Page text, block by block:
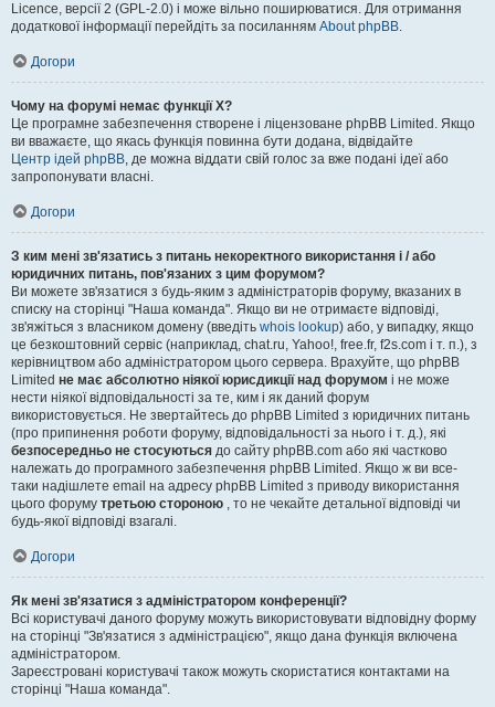
Licence, версії 2 (GPL-2.0) і може вільно поширюватися. Для отримання
додаткової інформації перейдіть за посиланням About phpBB.
Догори
Чому на форумі немає функції X?
Це програмне забезпечення створене і ліцензоване phpBB Limited. Якщо
ви вважаєте, що якась функція повинна бути додана, відвідайте
Центр ідей phpBB, де можна віддати свій голос за вже подані ідеї або
запропонувати власні.
Догори
З ким мені зв'язатись з питань некоректного використання і / або
юридичних питань, пов'язаних з цим форумом?
Ви можете зв'язатися з будь-яким з адміністраторів форуму, вказаних в
списку на сторінці "Наша команда". Якщо ви не отримаєте відповіді,
зв'яжіться з власником домену (введіть whois lookup) або, у випадку, якщо
це безкоштовний сервіс (наприклад, chat.ru, Yahoo!, free.fr, f2s.com і т. п.), з
керівництвом або адміністратором цього сервера. Врахуйте, що phpBB
Limited не має абсолютно ніякої юрисдикції над форумом і не може
нести ніякої відповідальності за те, ким і як даний форум
використовується. Не звертайтесь до phpBB Limited з юридичних питань
(про припинення роботи форуму, відповідальності за нього і т. д.), які
безпосередньо не стосуються до сайту phpBB.com або які частково
належать до програмного забезпечення phpBB Limited. Якщо ж ви все-
таки надішлете email на адресу phpBB Limited з приводу використання
цього форуму третьою стороною , то не чекайте детальної відповіді чи
будь-якої відповіді взагалі.
Догори
Як мені зв'язатися з адміністратором конференції?
Всі користувачі даного форуму можуть використовувати відповідну форму
на сторінці "Зв'язатися з адміністрацією", якщо дана функція включена
адміністратором.
Зареєстровані користувачі також можуть скористатися контактами на
сторінці "Наша команда".